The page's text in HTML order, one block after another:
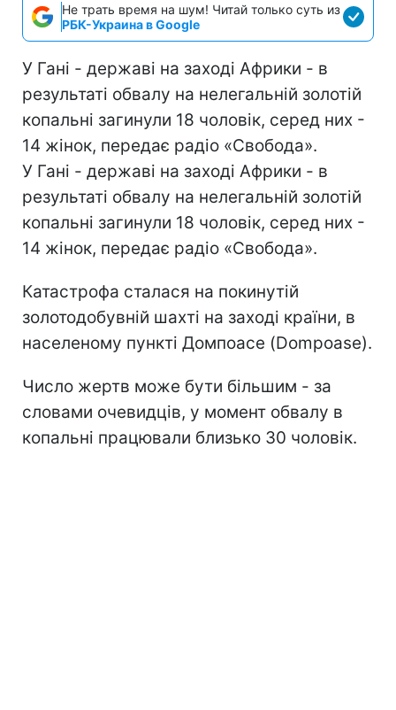
Не трать время на шум! Читай только суть из
РБК-Украина в Google
У Гані - державі на заході Африки - в
результаті обвалу на нелегальній золотій
копальні загинули 18 чоловік, серед них -
14 жінок, передає радіо «Свобода».
У Гані - державі на заході Африки - в
результаті обвалу на нелегальній золотій
копальні загинули 18 чоловік, серед них -
14 жінок, передає радіо «Свобода».
Катастрофа сталася на покинутій
золотодобувній шахті на заході країни, в
населеному пункті Домпоасе (Dompoase).
Число жертв може бути більшим - за
словами очевидців, у момент обвалу в
копальні працювали близько 30 чоловік.